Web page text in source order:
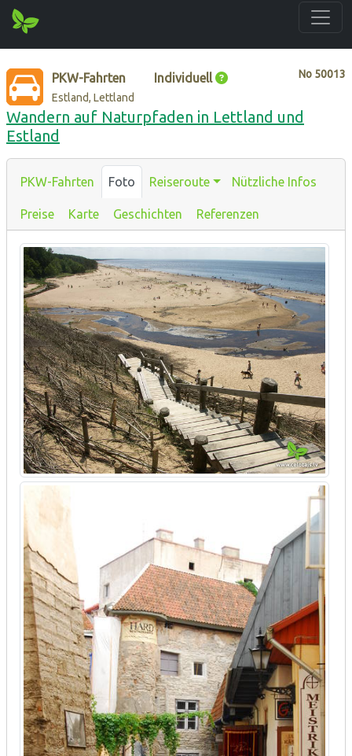
No 50013
PKW-Fahrten Individuell
Estland, Lettland
Wandern auf Naturpfaden in Lettland und
Estland
PKW-Fahrten Foto Reiseroute Nützliche Infos
Preise Karte Geschichten Referenzen